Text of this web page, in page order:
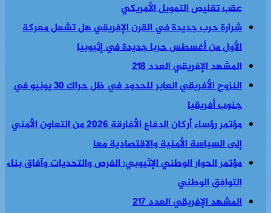
عقب تقليص التمويل الأمريكي
شرارة حرب جديدة في القرن الإفريقي هل تشعل معركة
الأول من أغسطس حربا جديدة في إثيوبيا
المشهد الإفريقي العدد 218
النزوح الأفريقي العابر للحدود في ظل حراك 30 يونيو في
جنوب أفريقيا
مؤتمر رؤساء أركان الدفاع الأفارقة 2026 من التعاون الأمني
إلى السياسة الأمنية والاقتصادية معا
مؤتمر الحوار الوطني الإثيوبي: الفرص والتحديات وآفاق بناء
التوافق الوطني
المشهد الإفريقي العدد 217